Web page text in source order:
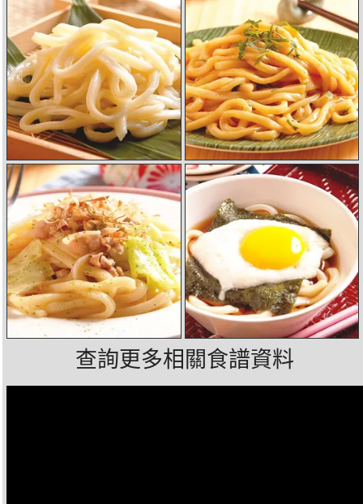
查詢更多相關食譜資料